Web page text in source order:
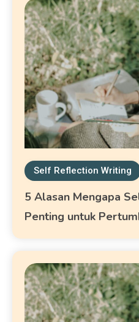
Self Reflection Writing
5 Alasan Mengapa
Penting untuk